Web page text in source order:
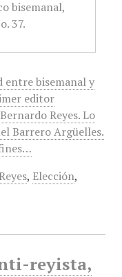
entre bisemanal y
editor
Reyes. Lo
Barrero Argüelles.
, Elección,
reyista,